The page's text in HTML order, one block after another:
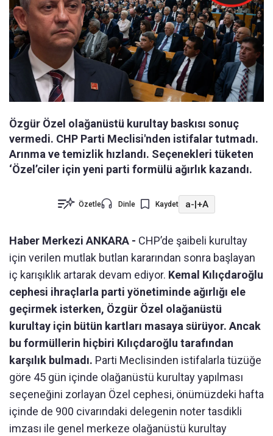
Özgür Özel olağanüstü kurultay baskısı sonuç
vermedi. CHP Parti Meclisi'nden istifalar tutmadı.
Arınma ve temizlik hızlandı. Seçenekleri tüketen
‘Özel’ciler için yeni parti formülü ağırlık kazandı.
Özetle Dinle Kaydet a-|+A
Haber Merkezi ANKARA - CHP’de şaibeli kurultay
için verilen mutlak butlan kararından sonra başlayan
iç karışıklık artarak devam ediyor. Kemal Kılıçdaroğlu
cephesi ihraçlarla parti yönetiminde ağırlığı ele
geçirmek isterken, Özgür Özel olağanüstü
kurultay için bütün kartları masaya sürüyor. Ancak
bu formüllerin hiçbiri Kılıçdaroğlu tarafından
karşılık bulmadı. Parti Meclisinden istifalarla tüzüğe
göre 45 gün içinde olağanüstü kurultay yapılması
seçeneğini zorlayan Özel cephesi, önümüzdeki hafta
içinde de 900 civarındaki delegenin noter tasdikli
imzası ile genel merkeze olağanüstü kurultay